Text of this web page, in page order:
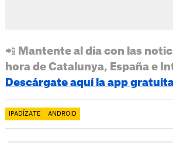
📲 Mantente al día con las
hora de Catalunya, España e
Descárgate aquí la app
IPADÍZATE ANDROID